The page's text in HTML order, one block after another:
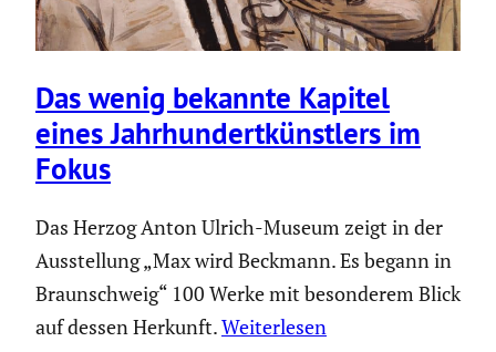
Das wenig bekannte Kapitel
eines Jahrhun­dert­künst­lers im
Fokus
Das Herzog Anton Ulrich-Museum zeigt in der
Ausstellung „Max wird Beckmann. Es begann in
Braunschweig“ 100 Werke mit besonderem Blick
auf dessen Herkunft.Weiterlesen